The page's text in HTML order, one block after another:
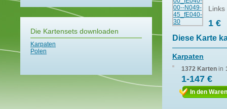
Die Kartensets downloaden
Karpaten
Polen
1 €
Diese Karte
Karpaten
1372 Karten in
1-147 €
In den